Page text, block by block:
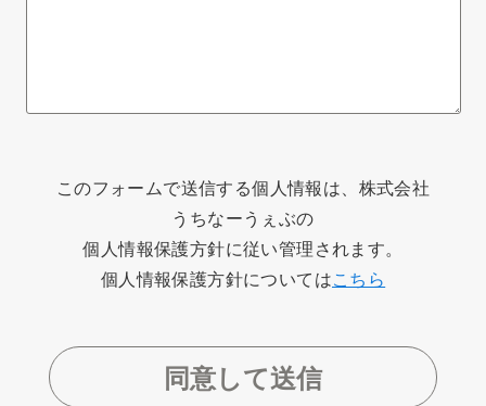
このフォームで送信する個人情報は、株式会社
うちなーうぇぶの
個人情報保護方針に従い管理されます。
個人情報保護方針についてはこちら